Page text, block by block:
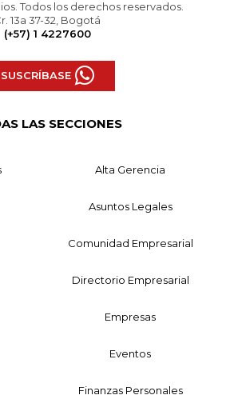
Todos los derechos reservados.
13a 37-32, Bogotá
(+57) 1 4227600
SUSCRÍBASE
LAS SECCIONES
Alta Gerencia
Asuntos Legales
Comunidad Empresarial
Directorio Empresarial
Empresas
Eventos
Finanzas Personales